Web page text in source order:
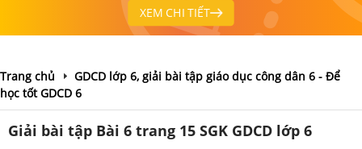
XEM CHI TIẾT
Trang chủ
GDCD lớp 6, giải bài tập giáo dục công dân 6 - Để
học tốt GDCD 6
Giải bài tập Bài 6 trang 15 SGK GDCD lớp 6